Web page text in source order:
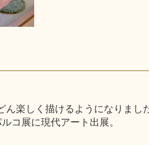
ん楽しく描けるようになりま
コ展に現代アート出展。